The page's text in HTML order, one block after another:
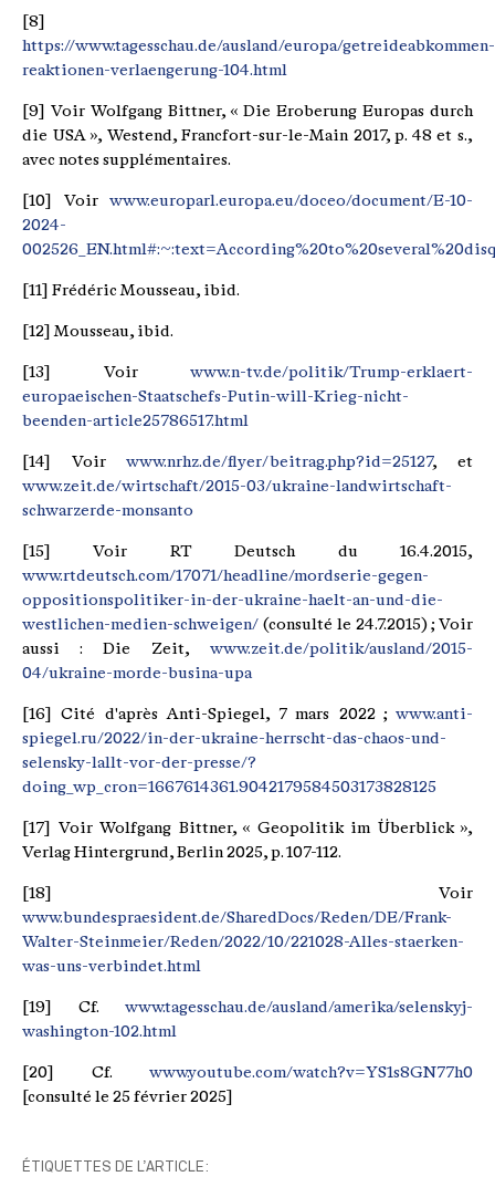
[8]
https://www.tagesschau.de/ausland/europa/getreideabkommen-
reaktionen-verlaengerung-104.html
[9] Voir Wolfgang Bittner, « Die Eroberung Europas durch
die USA », Westend, Francfort-sur-le-Main 2017, p. 48 et s.,
avec notes supplémentaires.
[10] Voir www.europarl.europa.eu/doceo/document/E-10-
2024-
[11] Frédéric Mousseau, ibid.
[12] Mousseau, ibid.
[13] Voir www.n-tv.de/politik/Trump-erklaert-
europaeischen-Staatschefs-Putin-will-Krieg-nicht-
beenden-article25786517.html
[14] Voirwww.nrhz.de/flyer/beitrag.php?id=25127, et
www.zeit.de/wirtschaft/2015-03/ukraine-landwirtschaft-
schwarzerde-monsanto
[15] Voir RT Deutsch du 16.4.2015,
www.rtdeutsch.com/17071/headline/mordserie-gegen-
oppositionspolitiker-in-der-ukraine-haelt-an-und-die-
westlichen-medien-schweigen/ (consulté le 24.7.2015) ; Voir
aussi : Die Zeit, www.zeit.de/politik/ausland/2015-
04/ukraine-morde-busina-upa
[16] Cité d'après Anti-Spiegel, 7 mars 2022 ; www.anti-
spiegel.ru/2022/in-der-ukraine-herrscht-das-chaos-und-
selensky-lallt-vor-der-presse/?
doing_wp_cron=1667614361.9042179584503173828125
[17] Voir Wolfgang Bittner, « Geopolitik im Überblick »,
Verlag Hintergrund, Berlin 2025, p. 107-112.
[18] Voir
www.bundespraesident.de/SharedDocs/Reden/DE/Frank-
Walter-Steinmeier/Reden/2022/10/221028-Alles-staerken-
was-uns-verbindet.html
[19] Cf. www.tagesschau.de/ausland/amerika/selenskyj-
washington-102.html
[20] Cf. www.youtube.com/watch?v=YS1s8GN77h0
[consulté le 25 février 2025]
ÉTIQUETTES DE L’ARTICLE: